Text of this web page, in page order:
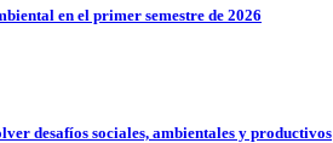
en el primer semestre de 2026
desafíos sociales, ambientales y productivos